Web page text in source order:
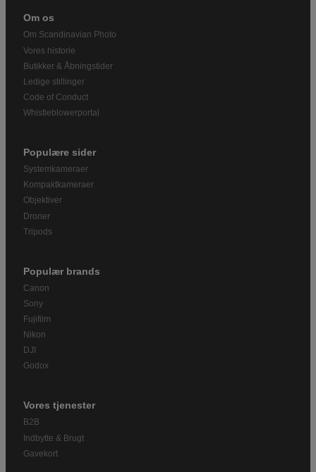
Om os
Om Scandinavian Photo
Vores historie
Butikker & Åbningstider
Ledige stillinger
Code of Conduct
Whistleblowerportal
Populære sider
Systemkameraer
Kompaktkameraer
Objektiver
Droner
Tripods
Populær brands
Canon
Sony
Fujifilm
Nikon
DJI
Godox
Vores tjenester
B2B
Indbytte & Brugt
Gavekort